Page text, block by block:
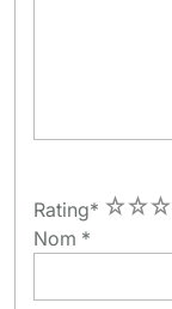
Rating* 4
3
2
1
Nom *